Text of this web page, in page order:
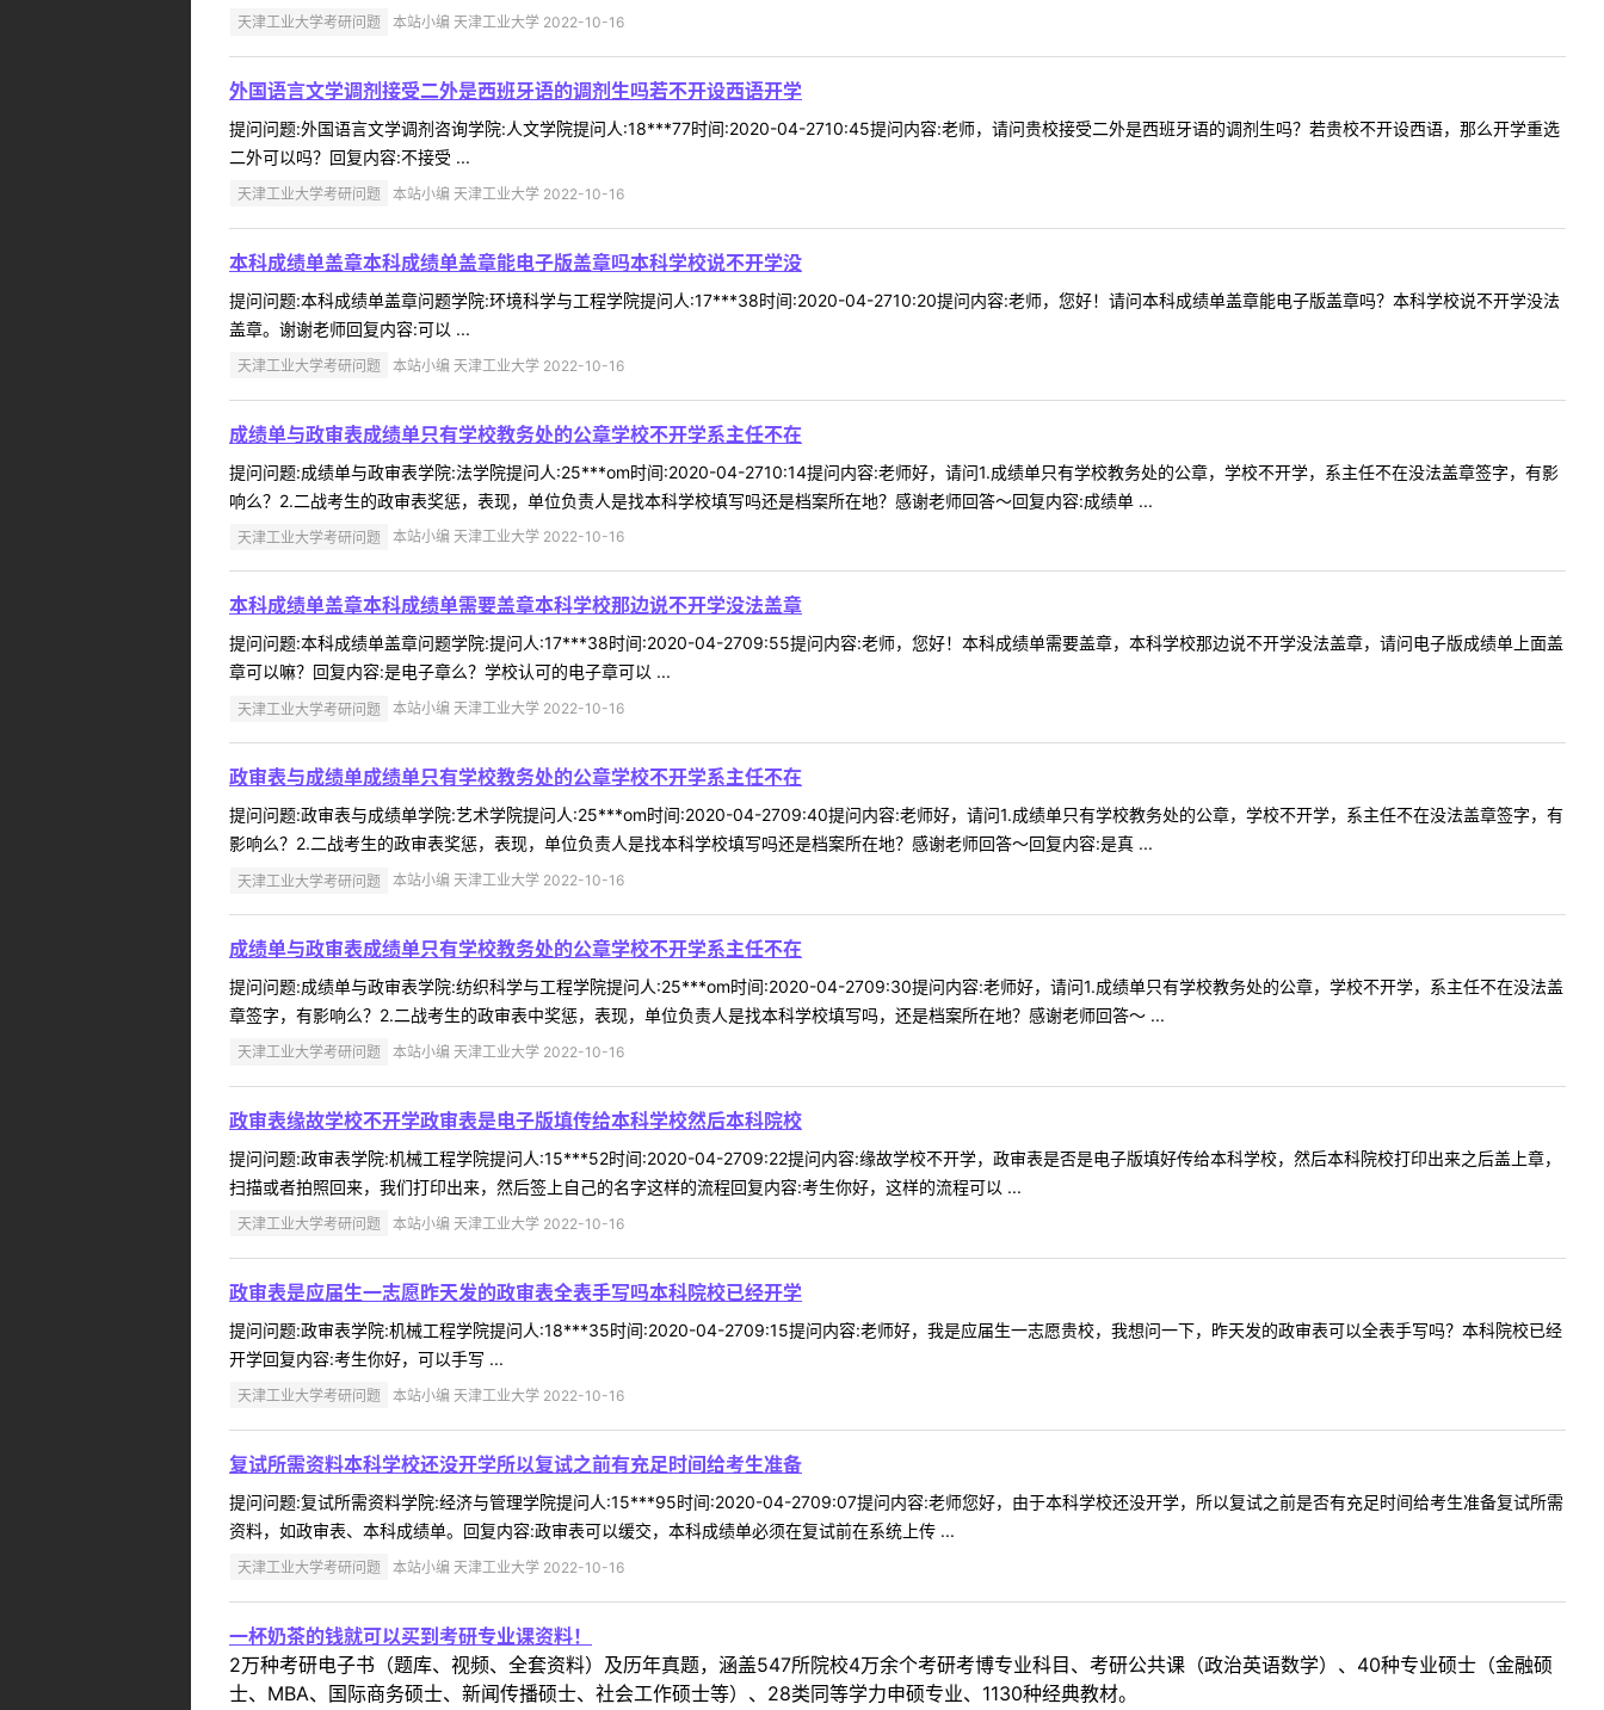
天津工业大学考研问题 本站小编 天津工业大学 2022-10-16
外国语言文学调剂接受二外是西班牙语的调剂生吗若不开设西语开学
提问问题:外国语言文学调剂咨询学院:人文学院提问人:18***77时间:2020-04-2710:45提问内容:老师，请问贵校接受二外是西班牙语的调剂生吗？若贵校不开设西语，那么开学重选
二外可以吗？回复内容:不接受 ...
天津工业大学考研问题 本站小编 天津工业大学 2022-10-16
本科成绩单盖章本科成绩单盖章能电子版盖章吗本科学校说不开学没
提问问题:本科成绩单盖章问题学院:环境科学与工程学院提问人:17***38时间:2020-04-2710:20提问内容:老师，您好！请问本科成绩单盖章能电子版盖章吗？本科学校说不开学没法
盖章。谢谢老师回复内容:可以 ...
天津工业大学考研问题 本站小编 天津工业大学 2022-10-16
成绩单与政审表成绩单只有学校教务处的公章学校不开学系主任不在
提问问题:成绩单与政审表学院:法学院提问人:25***om时间:2020-04-2710:14提问内容:老师好，请问1.成绩单只有学校教务处的公章，学校不开学，系主任不在没法盖章签字，有影
响么？2.二战考生的政审表奖惩，表现，单位负责人是找本科学校填写吗还是档案所在地？感谢老师回答～回复内容:成绩单 ...
天津工业大学考研问题 本站小编 天津工业大学 2022-10-16
本科成绩单盖章本科成绩单需要盖章本科学校那边说不开学没法盖章
提问问题:本科成绩单盖章问题学院:提问人:17***38时间:2020-04-2709:55提问内容:老师，您好！本科成绩单需要盖章，本科学校那边说不开学没法盖章，请问电子版成绩单上面盖
章可以嘛？回复内容:是电子章么？学校认可的电子章可以 ...
天津工业大学考研问题 本站小编 天津工业大学 2022-10-16
政审表与成绩单成绩单只有学校教务处的公章学校不开学系主任不在
提问问题:政审表与成绩单学院:艺术学院提问人:25***om时间:2020-04-2709:40提问内容:老师好，请问1.成绩单只有学校教务处的公章，学校不开学，系主任不在没法盖章签字，有
影响么？2.二战考生的政审表奖惩，表现，单位负责人是找本科学校填写吗还是档案所在地？感谢老师回答～回复内容:是真 ...
天津工业大学考研问题 本站小编 天津工业大学 2022-10-16
成绩单与政审表成绩单只有学校教务处的公章学校不开学系主任不在
提问问题:成绩单与政审表学院:纺织科学与工程学院提问人:25***om时间:2020-04-2709:30提问内容:老师好，请问1.成绩单只有学校教务处的公章，学校不开学，系主任不在没法盖
章签字，有影响么？2.二战考生的政审表中奖惩，表现，单位负责人是找本科学校填写吗，还是档案所在地？感谢老师回答～ ...
天津工业大学考研问题 本站小编 天津工业大学 2022-10-16
政审表缘故学校不开学政审表是电子版填传给本科学校然后本科院校
提问问题:政审表学院:机械工程学院提问人:15***52时间:2020-04-2709:22提问内容:缘故学校不开学，政审表是否是电子版填好传给本科学校，然后本科院校打印出来之后盖上章，
扫描或者拍照回来，我们打印出来，然后签上自己的名字这样的流程回复内容:考生你好，这样的流程可以 ...
天津工业大学考研问题 本站小编 天津工业大学 2022-10-16
政审表是应届生一志愿昨天发的政审表全表手写吗本科院校已经开学
提问问题:政审表学院:机械工程学院提问人:18***35时间:2020-04-2709:15提问内容:老师好，我是应届生一志愿贵校，我想问一下，昨天发的政审表可以全表手写吗？本科院校已经
开学回复内容:考生你好，可以手写 ...
天津工业大学考研问题 本站小编 天津工业大学 2022-10-16
复试所需资料本科学校还没开学所以复试之前有充足时间给考生准备
提问问题:复试所需资料学院:经济与管理学院提问人:15***95时间:2020-04-2709:07提问内容:老师您好，由于本科学校还没开学，所以复试之前是否有充足时间给考生准备复试所需
资料，如政审表、本科成绩单。回复内容:政审表可以缓交，本科成绩单必须在复试前在系统上传 ...
天津工业大学考研问题 本站小编 天津工业大学 2022-10-16
一杯奶茶的钱就可以买到考研专业课资料！
2万种考研电子书（题库、视频、全套资料）及历年真题，涵盖547所院校4万余个考研考博专业科目、考研公共课（政治英语数学）、40种专业硕士（金融硕
士、MBA、国际商务硕士、新闻传播硕士、社会工作硕士等）、28类同等学力申硕专业、1130种经典教材。